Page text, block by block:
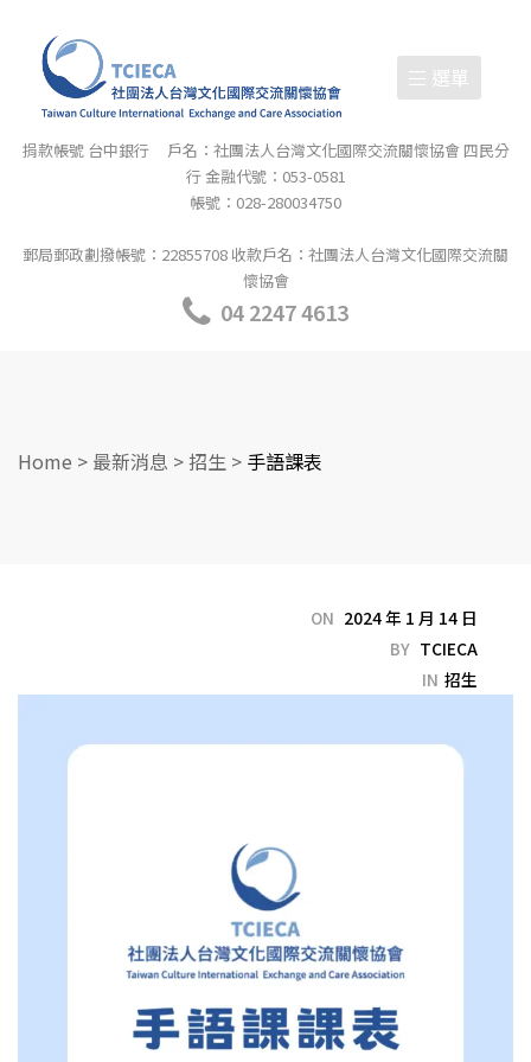
選單
捐款帳號 台中銀行 戶名：社團法人台灣文化國際交流關懷協會 四民分
行 金融代號：053-0581
帳號：028-280034750
郵局郵政劃撥帳號：22855708 收款戶名：社團法人台灣文化國際交流關
懷協會
04 2247 4613
Home > 最新消息 >招生 > 手語課表
ON 2024 年 1 月 14 日
BY TCIECA
IN 招生